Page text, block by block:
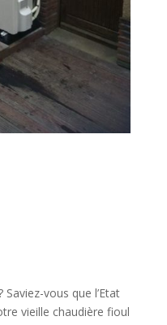
Saviez-vous que l’Etat
vieille chaudière fioul